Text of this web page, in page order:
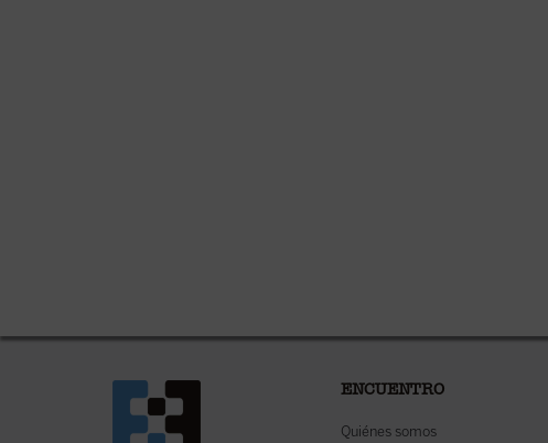
ENCUENTRO
Quiénes somos